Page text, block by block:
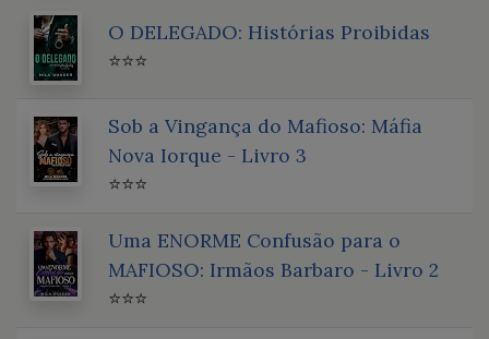
O DELEGADO: Histórias Proibidas
⭐⭐⭐
Sob a Vingança do Mafioso: Máfia
Nova Iorque - Livro 3
⭐⭐⭐
Uma ENORME Confusão para o
MAFIOSO: Irmãos Barbaro - Livro 2
⭐⭐⭐